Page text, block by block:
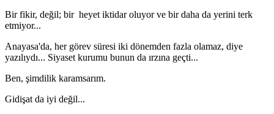
Bir fikir, değil; bir heyet iktidar oluyor ve bir daha da yerini terk
etmiyor...
Anayasa'da, her görev süresi iki dönemden fazla olamaz, diye
yazılıydı... Siyaset kurumu bunun da ırzına geçti...
Ben, şimdilik karamsarım.
Gidişat da iyi değil...